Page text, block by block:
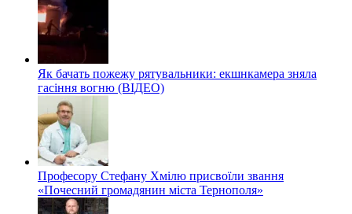
Як бачать пожежу рятувальники: екшнкамера зняла
гасіння вогню (ВІДЕО)
Професору Стефану Хмілю присвоїли звання
«Почесний громадянин міста Тернополя»